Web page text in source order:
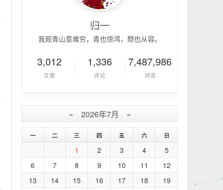
归一
我观青山意难穷，青也惊鸿，颓也从容。
3,012
文章
1,336
评论
7,487,986
浏览
« 2026年7月 »
一 二 三 四 五 六 日
1 2 3 4
5
6
7 8 9 10 11
12
13
14 15 16 17 18
19